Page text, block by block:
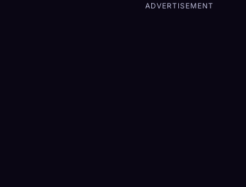
ADVERTISEMENT